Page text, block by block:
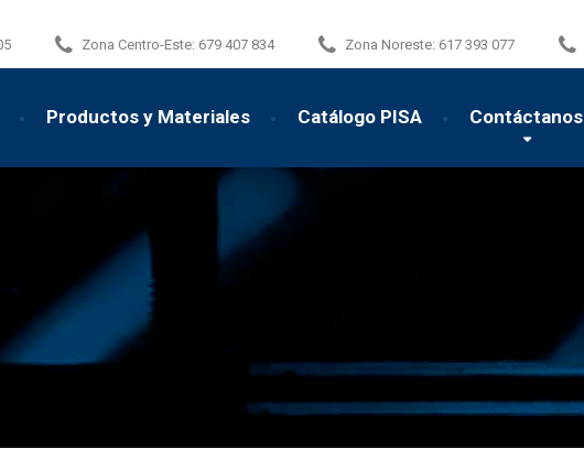
Zona Centro-Este: 679 407 834 Zona Noreste: 617 393 077
Productos y Materiales Catálogo PISA Contáctanos